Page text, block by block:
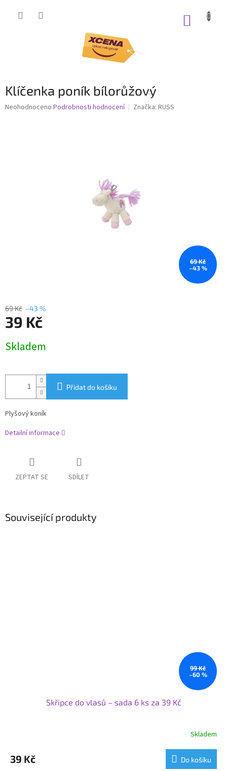
Klíčenka poník bílorůžový
Průměrné
Neohodnoceno Podrobnosti hodnocení Značka: RUSS
69 Kč
–43 %
69 Kč –43 %
39 Kč
cena:
Skladem
Přidat do košíku
Plyšový koník
Detailní informace
ZEPTAT SE SDÍLET
Související produkty
99 Kč
–60 %
Skřipce do vlasů – sada 6 ks za 39 Kč
Skladem
39 Kč Do košíku